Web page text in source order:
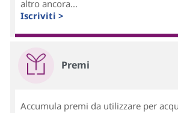
altro ancora...
Iscriviti >
Premi
Accumula premi da utilizzare per